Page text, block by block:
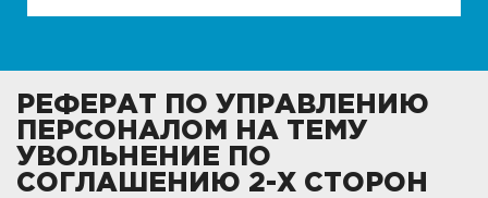
РЕФЕРАТ ПО УПРАВЛЕНИЮ
ПЕРСОНАЛОМ НА ТЕМУ
УВОЛЬНЕНИЕ ПО
СОГЛАШЕНИЮ 2-Х СТОРОН